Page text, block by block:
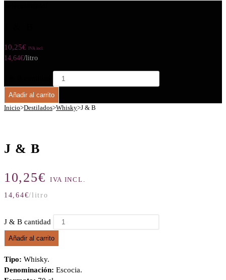
10,25€ IVA incl.
14,64€/litro
Añadir al carrito
Inicio>Destilados>Whisky>J & B
J & B
10,25€ IVA INCL.
14,64€/litro
J & B cantidad
Añadir al carrito
Tipo: Whisky.
Denominación: Escocia.